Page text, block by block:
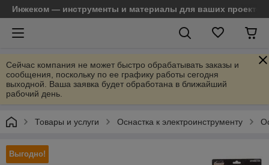
Инжеком — инструменты и материалы для ваших проектов
Сейчас компания не может быстро обрабатывать заказы и
сообщения, поскольку по ее графику работы сегодня
выходной. Ваша заявка будет обработана в ближайший
рабочий день.
Товары и услуги Оснастка к электроинструменту
Выгодно!